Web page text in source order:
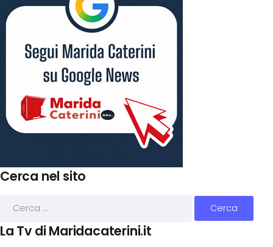
Cerca nel sito
La Tv di Maridacaterini.it